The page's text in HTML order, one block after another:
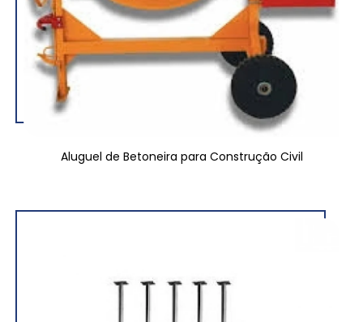
Aluguel de Betoneira para Construção Civil